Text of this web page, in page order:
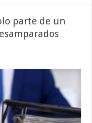
parte de un